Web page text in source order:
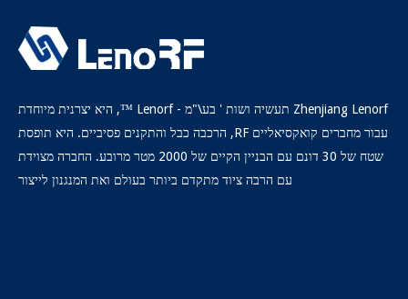
הָרָה
Multibend-
402J.
הַבָּא:
Uniflex ulc260.
Zhenjiang Lenorf תעשיה ושות ' בע\"מ - Lenorf ™, היא יצרנית מיוחדת
עבור מחברים קואקסיאליים RF, הרכבה כבל והתקנים פסיביים. היא תופסת
שטח של 30 דונם עם הבניין הקיים של 2000 מטר מרובע. החברה מצוידת
עם הרבה ציוד מתקדם ביותר בעולם ואת המנגנון לייצור